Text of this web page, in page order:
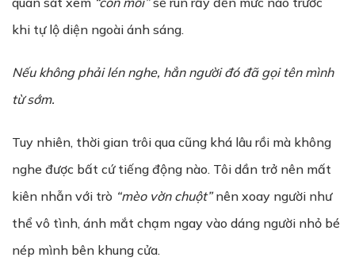
khi tự lộ diện ngoài ánh sáng.
Nếu không phải lén nghe, hẳn người đó đã gọi tên mình
từ sớm.
Tuy nhiên, thời gian trôi qua cũng khá lâu rồi mà không
nghe được bất cứ tiếng động nào. Tôi dần trở nên mất
kiên nhẫn với trò “mèo vờn chuột”nên xoay người như
thể vô tình, ánh mắt chạm ngay vào dáng người nhỏ bé
nép mình bên khung cửa.